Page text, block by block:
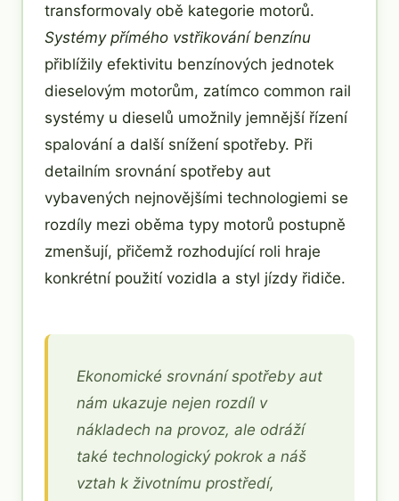
transformovaly obě kategorie motorů.
Systémy přímého vstřikování benzínu
přiblížily efektivitu benzínových jednotek
dieselovým motorům, zatímco common rail
systémy u dieselů umožnily jemnější řízení
spalování a další snížení spotřeby. Při
detailním srovnání spotřeby aut
vybavených nejnovějšími technologiemi se
rozdíly mezi oběma typy motorů postupně
zmenšují, přičemž rozhodující roli hraje
konkrétní použití vozidla a styl jízdy řidiče.
Ekonomické srovnání spotřeby aut
nám ukazuje nejen rozdíl v
nákladech na provoz, ale odráží
také technologický pokrok a náš
vztah k životnímu prostředí,